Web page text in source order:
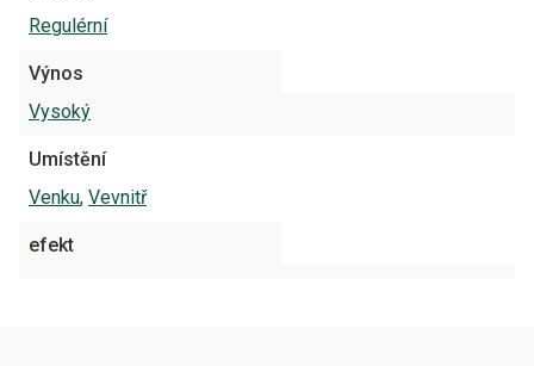
Regulérní
Výnos
Vysoký
Umístění
Venku, Vevnitř
efekt